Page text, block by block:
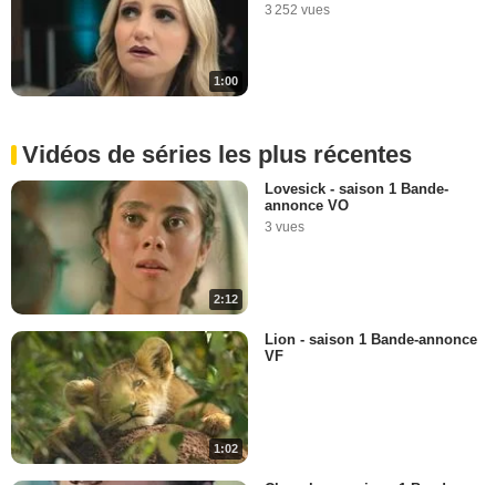
1:00
3 252 vues
Vidéos de séries les plus récentes
2:12
Lovesick - saison 1 Bande-
annonce VO
3 vues
1:02
Lion - saison 1 Bande-annonce
VF